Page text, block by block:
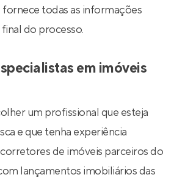
todas as informações
do processo.
em imóveis
um profissional que esteja
e que tenha experiência
de imóveis parceiros do
lançamentos imobiliários das